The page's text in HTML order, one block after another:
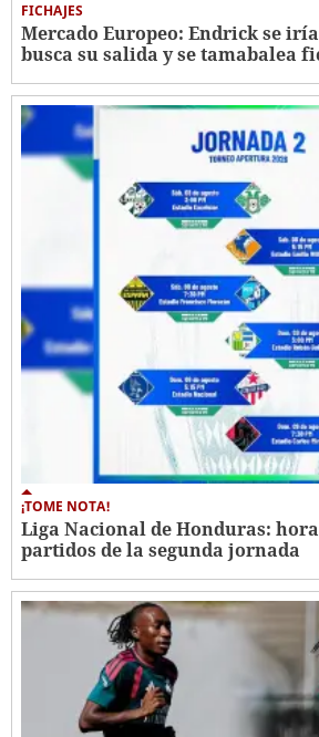
FICHAJES
Mercado Europeo: Endrick se
busca su salida y se tamabalea
¡TOME NOTA!
Liga Nacional de Honduras:
partidos de la segunda jornada